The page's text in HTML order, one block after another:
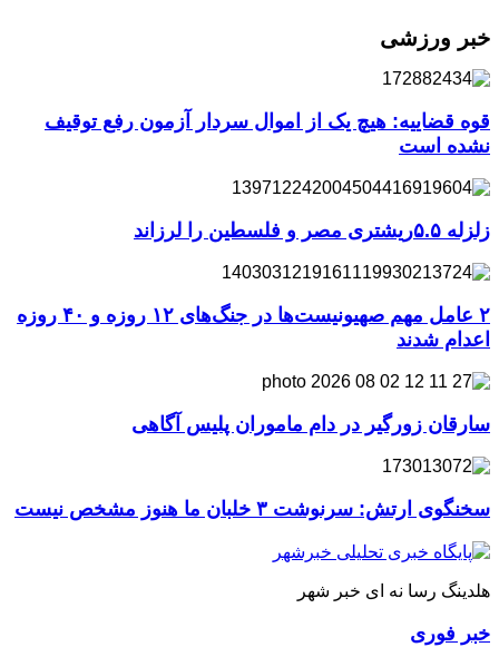
خبر ورزشی
قوه قضاییه: هیچ یک از اموال سردار آزمون رفع توقیف
نشده است
زلزله ۵.۵ریشتری مصر و فلسطین را لرزاند
۲ عامل مهم صهیونیست‌ها در جنگ‌های ۱۲ روزه و ۴۰ روزه
اعدام شدند
سارقان زورگیر در دام ماموران پلیس آگاهی
سخنگوی ارتش: سرنوشت ۳ خلبان ما هنوز مشخص نیست
هلدینگ رسا نه ای خبر شهر
خبر فوری